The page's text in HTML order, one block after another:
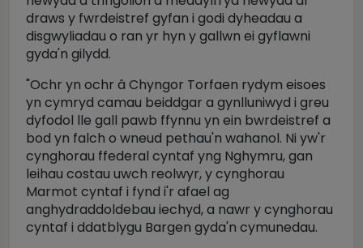
draws y fwrdeistref gyfan i godi dyheadau a
disgwyliadau o ran yr hyn y gallwn ei gyflawni
gyda'n gilydd.
"Ochr yn ochr â Chyngor Torfaen rydym eisoes
yn cymryd camau beiddgar a gynlluniwyd i greu
dyfodol lle gall pawb ffynnu yn ein bwrdeistref a
bod yn falch o wneud pethau'n wahanol. Ni yw'r
cynghorau ffederal cyntaf yng Nghymru, gan
leihau costau uwch reolwyr, y cynghorau
Marmot cyntaf i fynd i'r afael ag
anghydraddoldebau iechyd, a nawr y cynghorau
cyntaf i ddatblygu Bargen gyda'n cymunedau.